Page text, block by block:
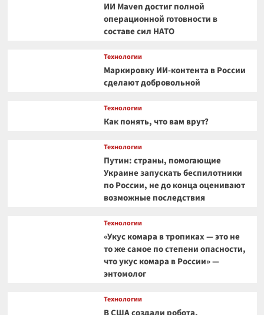
ИИ Maven достиг полной
операционной готовности в
составе сил НАТО
Технологии
Маркировку ИИ-контента в России
сделают добровольной
Технологии
Как понять, что вам врут?
Технологии
Путин: страны, помогающие
Украине запускать беспилотники
по России, не до конца оценивают
возможные последствия
Технологии
«Укус комара в тропиках — это не
то же самое по степени опасности,
что укус комара в России» —
энтомолог
Технологии